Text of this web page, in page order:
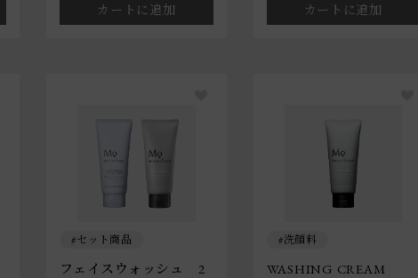
カートに追加 カートに追加
セット商品
フェイスウォッシュ 2
洗顔料
WASHING CREAM